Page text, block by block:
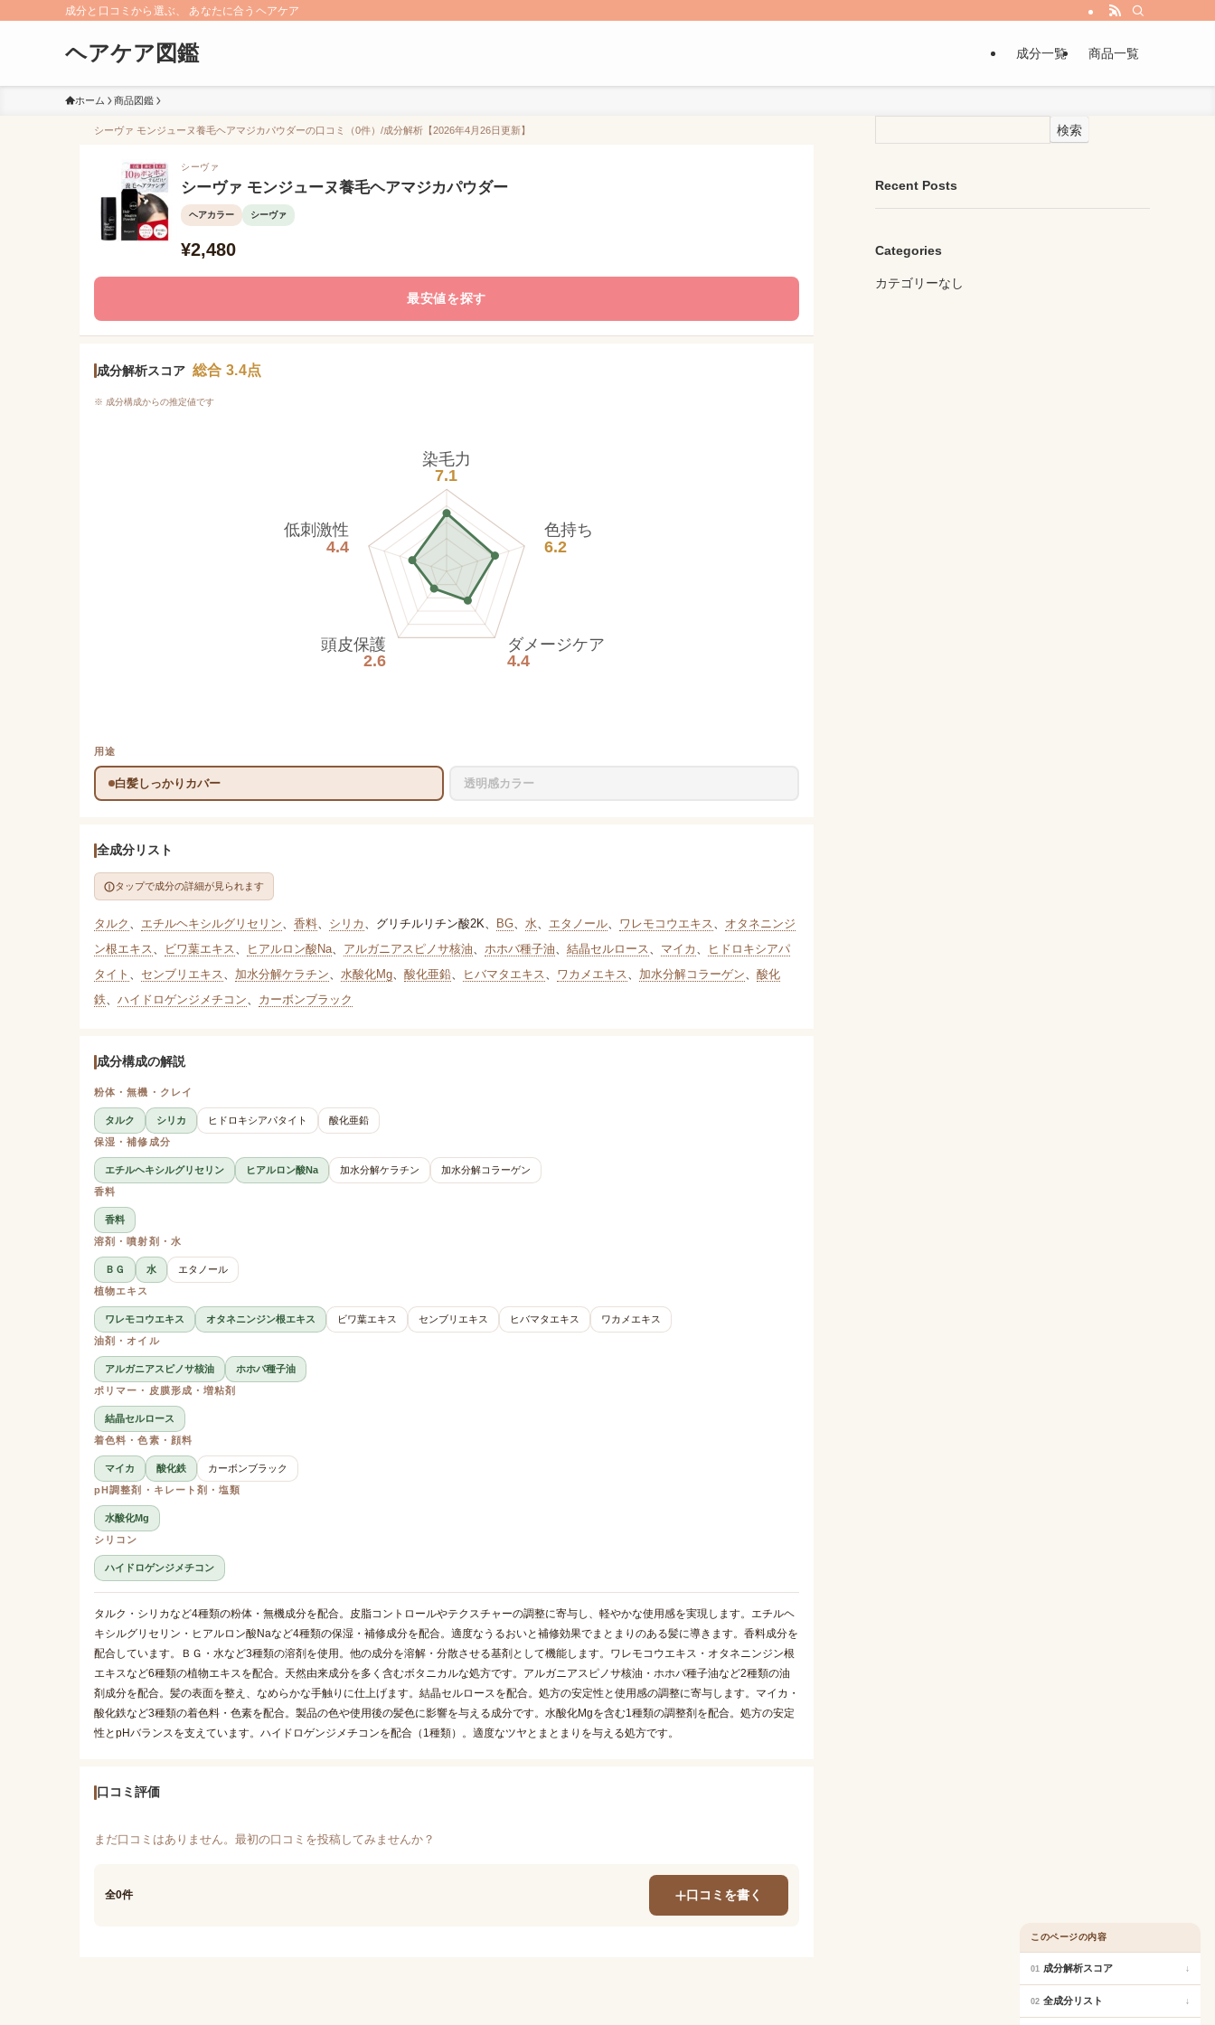
成分と口コミから選ぶ、 あなたに合うヘアケア
ヘアケア図鑑 成分一覧 商品一覧
ホーム 商品図鑑
シーヴァ モンジューヌ養毛ヘアマジカパウダーの口コミ（0件）/成分解析【2026年4月26日更新】
シーヴァ
シーヴァ モンジューヌ養毛ヘアマジカパウダー
ヘアカラー シーヴァ
¥2,480
最安値を探す
成分解析スコア 総合 3.4点
※ 成分構成からの推定値です
染毛力
7.1
色持ち
6.2
ダメージケア
4.4
頭皮保護
2.6
低刺激性
4.4
用途
白髪しっかりカバー 透明感カラー
全成分リスト
タップで成分の詳細が見られます
タルク 、 エチルヘキシルグリセリン、 香料、 シリカ 、 グリチルリチン酸2K、 BG、 水、 エタノール、 ワレモコウエキス、 オタネニンジ
ン根エキス、 ビワ葉エキス、 ヒアルロン酸Na、 アルガニアスピノサ核油、 ホホバ種子油、 結晶セルロース、 マイカ 、
ヒドロキシアパ
タイト 、 センブリエキス、 加水分解ケラチン、 水酸化Mg、 酸化亜鉛、 ヒバマタエキス、 ワカメエキス、 加水分解コラーゲン、 酸化
鉄、 ハイドロゲンジメチコン、 カーボンブラック
成分構成の解説
粉体・無機・クレイ
タルク シリカ ヒドロキシアパタイト
酸化亜鉛
保湿・補修成分
エチルヘキシルグリセリン ヒアルロン酸Na 加水分解ケラチン
加水分解コラーゲン
香料
香料
溶剤・噴射剤・水
ＢＧ 水
エタノール
植物エキス
ワレモコウエキス オタネニンジン根エキス ビワ葉エキス センブリエキス ヒバマタエキス
ワカメエキス
油剤・オイル
アルガニアスピノサ核油
ホホバ種子油
ポリマー・皮膜形成・増粘剤
結晶セルロース
着色料・色素・顔料
マイカ 酸化鉄
カーボンブラック
pH調整剤・キレート剤・塩類
水酸化Mg
シリコン
ハイドロゲンジメチコン
タルク・シリカなど4種類の粉体・無機成分を配合。皮脂コントロールやテクスチャーの調整に寄与し、軽やかな使用感を実現します。エチルヘ
キシルグリセリン・ヒアルロン酸Naなど4種類の保湿・補修成分を配合。適度なうるおいと補修効果でまとまりのある髪に導きます。香料成分を
配合しています。ＢＧ・水など3種類の溶剤を使用。他の成分を溶解・分散させる基剤として機能します。ワレモコウエキス・オタネニンジン根
エキスなど6種類の植物エキスを配合。天然由来成分を多く含むボタニカルな処方です。アルガニアスピノサ核油・ホホバ種子油など2種類の油
剤成分を配合。髪の表面を整え、なめらかな手触りに仕上げます。結晶セルロースを配合。処方の安定性と使用感の調整に寄与します。マイカ・
酸化鉄など3種類の着色料・色素を配合。製品の色や使用後の髪色に影響を与える成分です。水酸化Mgを含む1種類の調整剤を配合。処方の安定
性とpHバランスを支えています。ハイドロゲンジメチコンを配合（1種類）。適度なツヤとまとまりを与える処方です。
口コミ評価
まだ口コミはありません。最初の口コミを投稿してみませんか？
全0件 口コミを書く
検索
Recent Posts
Categories
カテゴリーなし
このページの内容
01 成分解析スコア ↓
02 全成分リスト ↓